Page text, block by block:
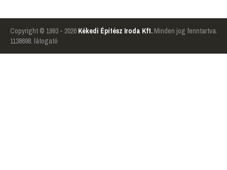
Copyright © 1993 - 2026 Kékedi Építész Iroda Kft. Minden jog fenntartva.
1138698. látogató